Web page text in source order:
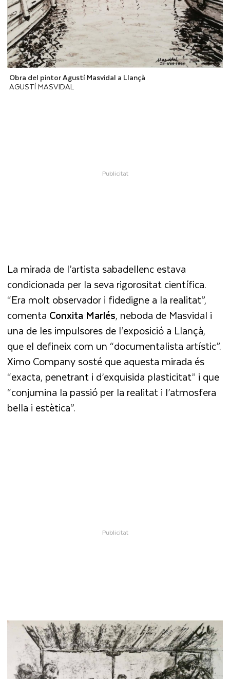
Obra del pintor Agustí Masvidal a Llançà
AGUSTÍ MASVIDAL
La mirada de l’artista sabadellenc estava
condicionada per la seva rigorositat científica.
“Era molt observador i fidedigne a la realitat”,
comenta Conxita Marlés, neboda de Masvidal i
una de les impulsores de l’exposició a Llançà,
que el defineix com un “documentalista artístic”.
Ximo Company sosté que aquesta mirada és
“exacta, penetrant i d’exquisida plasticitat” i que
“conjumina la passió per la realitat i l’atmosfera
bella i estètica”.